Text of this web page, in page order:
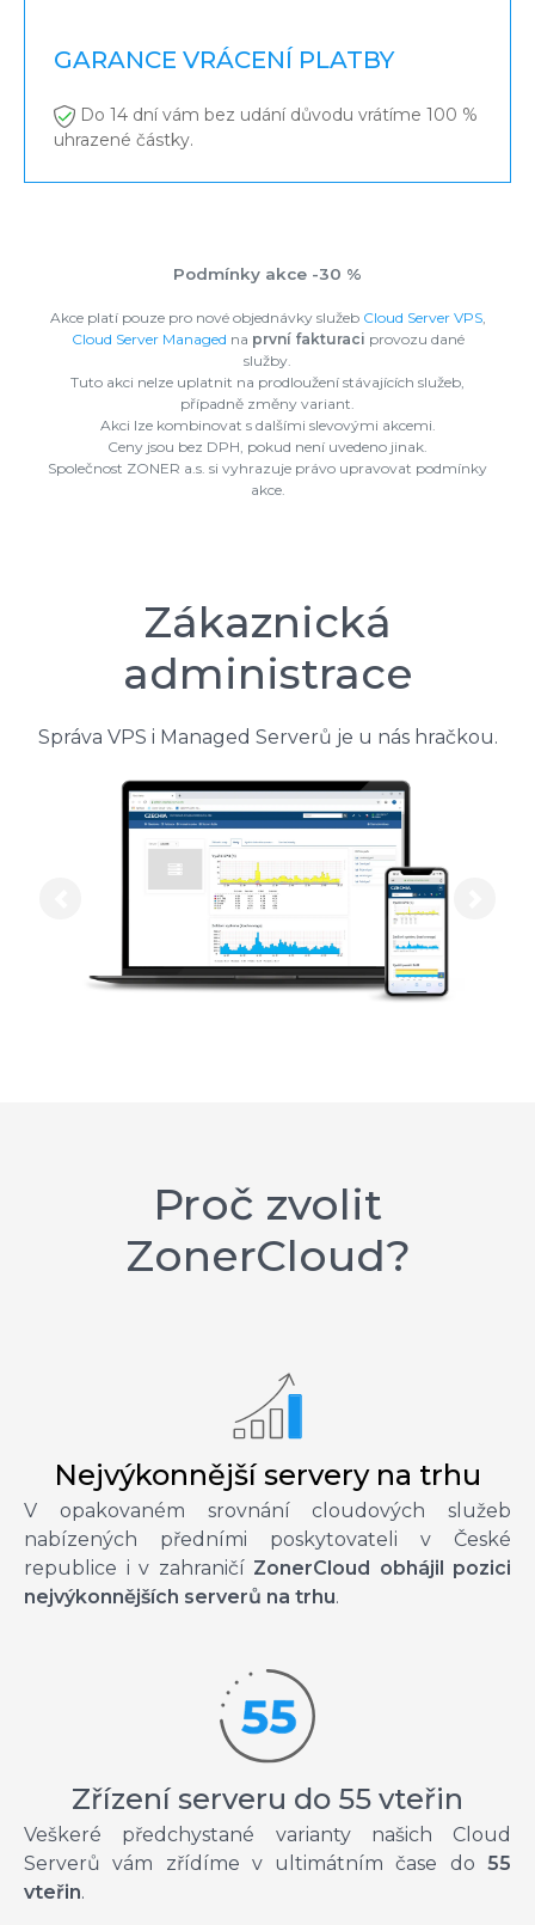
GARANCE VRÁCENÍ PLATBY
Do 14 dní vám bez udání důvodu vrátíme 100 %
uhrazené částky.
Podmínky akce -30 %
Akce platí pouze pro nové objednávky služeb Cloud Server VPS,
Cloud Server Managed na první fakturaci provozu dané
služby.
Tuto akci nelze uplatnit na prodloužení stávajících služeb,
případně změny variant.
Akci lze kombinovat s dalšími slevovými akcemi.
Ceny jsou bez DPH, pokud není uvedeno jinak.
Společnost ZONER a.s. si vyhrazuje právo upravovat podmínky
akce.
Zákaznická
administrace
Správa VPS i Managed Serverů je u nás hračkou.
Proč zvolit
ZonerCloud?
Nejvýkonnější servery na trhu
V opakovaném srovnání cloudových služeb
nabízených předními poskytovateli v České
republice i v zahraničí ZonerCloud obhájil pozici
nejvýkonnějších serverů na trhu.
Zřízení serveru do 55 vteřin
Veškeré předchystané varianty našich Cloud
Serverů vám zřídíme v ultimátním čase do 55
vteřin.